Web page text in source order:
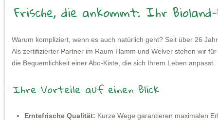
Frische, die ankommt: Ihr
Warum kompliziert, wenn es auch natürlich geht? Seit über 26
Als zertifizierter Partner im Raum Hamm und Welver stehen wir
die Bequemlichkeit einer Abo-Kiste, die sich Ihrem Leben anpasst.
Ihre Vorteile auf einen Blick
Erntefrische Qualität: Kurze Wege garantieren maximalen